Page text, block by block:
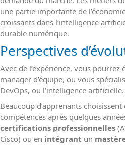
une partie importante de
croissants dans l’intelligence
durable numérique.
Perspectives
Avec de l’expérience, vous
manager d’équipe, ou vous
DevOps, ou l’intelligence artificielle.
Beaucoup d’apprenants
compétences après quelques
certifications professionnelles
Cisco) ou en intégrant un